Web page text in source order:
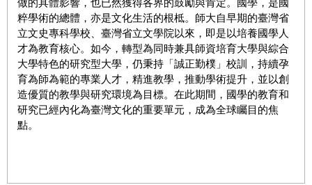
做的具體影響，也已然獲得各界的鼓勵與肯定。國學，是國
粹學術的總體，亦是文化生活的根柢。師大自早期的臺灣省
立文史專科學校、臺灣省立文學院以來，即是以培養國學人
才為教育核心。如今，轉型為同時兼具師資培育大學與綜合
大學特色的研究型大學，仍秉持「誠正勤樸」校訓，持續孕
育為師為範的專業人才，精進教學，推動學術提升，並以創
造優質的教學與研究環境為目標。在此期間，國學的教育和
研究已經內化為臺灣文化的重要單元，成為全球矚目的焦
點。